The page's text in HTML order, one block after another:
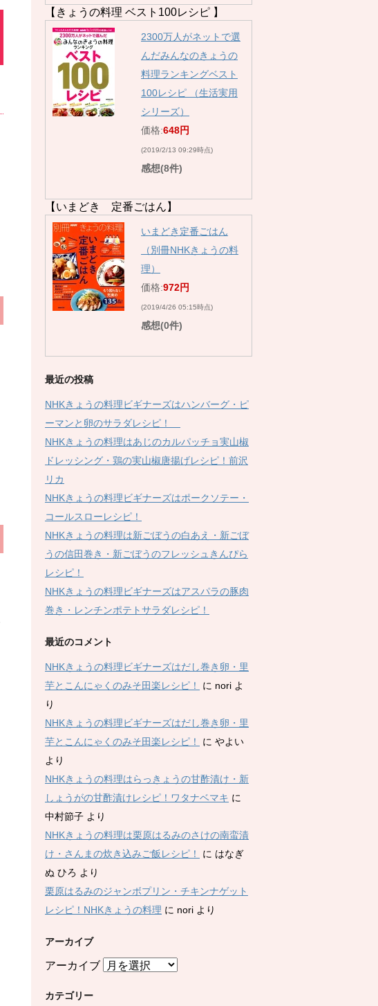
【きょうの料理 ベスト100レシピ 】
2300万人がネットで選
んだみんなのきょうの
料理ランキングベスト
100レシピ （生活実用
シリーズ）
価格:648円
(2019/2/13 09:29時点)
感想(8件)
【いまどき 定番ごはん】
いまどき定番ごはん
（別冊NHKきょうの料
理）
価格:972円
(2019/4/26 05:15時点)
感想(0件)
最近の投稿
NHKきょうの料理ビギナーズはハンバーグ・ピ
ーマンと卵のサラダレシピ！
NHKきょうの料理はあじのカルパッチョ実山椒
ドレッシング・鶏の実山椒唐揚げレシピ！前沢
リカ
NHKきょうの料理ビギナーズはポークソテー・
コールスローレシピ！
NHKきょうの料理は新ごぼうの白あえ・新ごぼ
うの信田巻き・新ごぼうのフレッシュきんぴら
レシピ！
NHKきょうの料理ビギナーズはアスパラの豚肉
巻き・レンチンポテトサラダレシピ！
最近のコメント
NHKきょうの料理ビギナーズはだし巻き卵・里
芋とこんにゃくのみそ田楽レシピ！
に nori よ
り
NHKきょうの料理ビギナーズはだし巻き卵・里
芋とこんにゃくのみそ田楽レシピ！
に やよい
より
NHKきょうの料理はらっきょうの甘酢漬け・新
しょうがの甘酢漬けレシピ！ワタナベマキ に
中村節子 より
NHKきょうの料理は栗原はるみのさけの南蛮漬
け・さんまの炊き込みご飯レシピ！
に はなぎ
ぬ ひろ より
栗原はるみのジャンボプリン・チキンナゲット
レシピ！NHKきょうの料理 に nori より
アーカイブ
アーカイブ
カテゴリー